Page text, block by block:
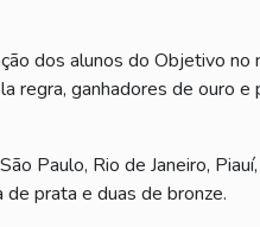
dos alunos do Objetivo no
regra, ganhadores de ouro e
Paulo, Rio de Janeiro, Piauí,
prata e duas de bronze.